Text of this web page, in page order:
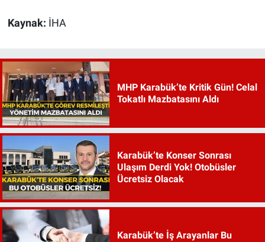
Kaynak: İHA
MHP Karabük’te Kritik Gün! Celal
Tokatlı Mazbatasını Aldı
Karabük’te Konser Sonrası
Ulaşım Derdi Yok! Otobüsler
Ücretsiz Olacak
Karabük’te İş Arayanlar Bu